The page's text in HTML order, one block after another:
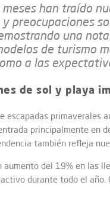
meses han traído
preocupaciones
una
de turismo
a las
de sol y playa
escapadas
principalmente en
también refleja
del 19% en las
durante todo el año.